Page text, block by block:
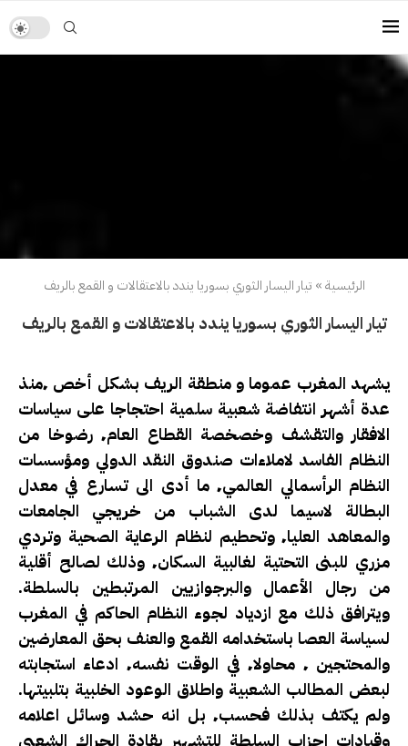
الرئيسية» تيار اليسار الثوري بسوريا يندد بالاعتقالات و القمع بالريف
تيار اليسار الثوري بسوريا يندد بالاعتقالات و القمع بالريف
يشهد المغرب عموما و منطقة الريف بشكل أخص ٬منذ
عدة أشهر انتفاضة شعبية سلمية احتجاجا على سياسات
الافقار والتقشف وخصخصة القطاع العام٬ رضوخا من
النظام الفاسد لاملاءات صندوق النقد الدولي ومؤسسات
النظام الرأسمالي العالمي٬ ما أدى الى تسارع في معدل
البطالة لاسيما لدى الشباب من خريجي الجامعات
والمعاهد العليا٬ وتحطيم لنظام الرعاية الصحية وتردي
مزري للبنى التحتية لغالبية السكان٬ وذلك لصالح أقلية
من رجال الأعمال والبرجوازيين المرتبطين بالسلطة.
ويترافق ذلك مع ازدياد لجوء النظام الحاكم في المغرب
لسياسة العصا باستخدامه القمع والعنف بحق المعارضين
والمحتجين ٬ محاولا٬ في الوقت نفسه٬ ادعاء استجابته
لبعض المطالب الشعبية واطلاق الوعود الخلبية بتلبيتها.
ولم يكتف بذلك فحسب٬ بل انه حشد وسائل اعلامه
وقيادات احزاب السلطة للتشهير بقادة الحراك الشعبي